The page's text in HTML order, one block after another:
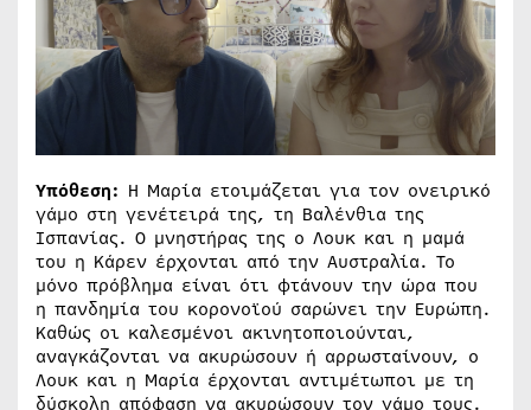
Υπόθεση: Η Μαρία ετοιμάζεται για τον ονειρικό
γάμο στη γενέτειρά της, τη Βαλένθια της
Ισπανίας. Ο μνηστήρας της ο Λουκ και η μαμά
του η Κάρεν έρχονται από την Αυστραλία. Το
μόνο πρόβλημα είναι ότι φτάνουν την ώρα που
η πανδημία του κορονοϊού σαρώνει την Ευρώπη.
Καθώς οι καλεσμένοι ακινητοποιούνται,
αναγκάζονται να ακυρώσουν ή αρρωσταίνουν, ο
Λουκ και η Μαρία έρχονται αντιμέτωποι με τη
δύσκολη απόφαση να ακυρώσουν τον γάμο τους.